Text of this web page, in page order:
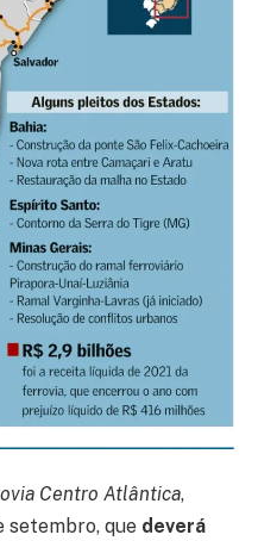
Centro Atlântica,
setembro, que deverá